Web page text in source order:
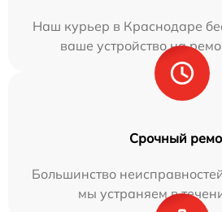
Наш курьер в Краснодаре
ваше устройство на
Срочный
Большинство
мы устраняем в